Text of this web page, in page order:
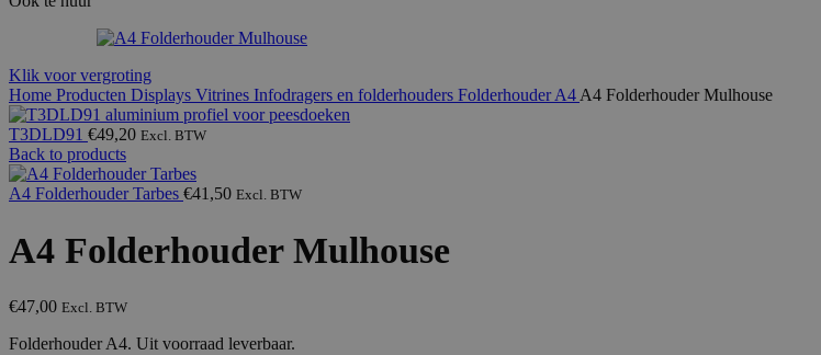
Klik voor vergroting
Home Producten Displays Vitrines Infodragers en folderhouders Folderhouder A4 A4 Folderhouder Mulhouse
T3DLD91 €49,20 Excl. BTW
Back to products
A4 Folderhouder Tarbes €41,50 Excl. BTW
A4 Folderhouder Mulhouse
€47,00 Excl. BTW
Folderhouder A4. Uit voorraad leverbaar.